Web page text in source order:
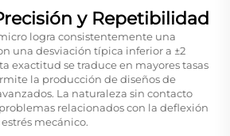
y Repetibilidad
logra consistentemente una
una desviación típica inferior a ±2
exactitud se traduce en mayores tasas
la producción de diseños de
La naturaleza sin contacto
relacionados con la deflexión
mecánico.